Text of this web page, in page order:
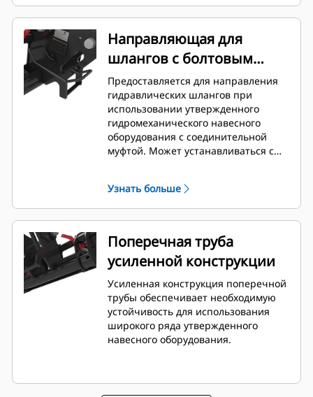
Направляющая для
шлангов с болтовым
креплением
Предоставляется для направления
гидравлических шлангов при
использовании утвержденного
гидромеханического навесного
оборудования с соединительной
муфтой. Может устанавливаться с
инструментами и потребностями.
Узнать больше
Поперечная труба
усиленной конструкции
Усиленная конструкция поперечной
трубы обеспечивает необходимую
устойчивость для использования
широкого ряда утвержденного
навесного оборудования.